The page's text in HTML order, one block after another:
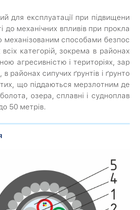
для експлуатації при підвищени
до механічних впливів при прокла
механізованим способами безпос
категорій, зокрема в районах
агресивністю і територіях, зар
районах сипучих ґрунтів і ґрунто
що піддаються мерзлотним де
озера, сплавні і судноплав
50 метрів.